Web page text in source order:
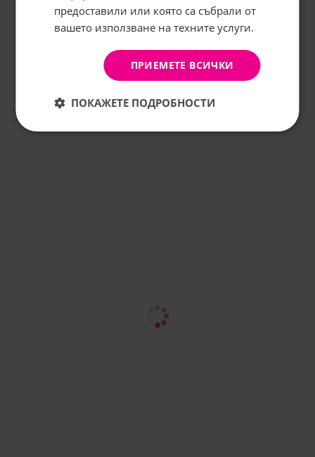
КОМЕНТИРАЙ
предоставили или която са събрали от
вашето използване на техните услуги.
ПРИЕМЕТЕ ВСИЧКИ
ПОКАЖЕТЕ ПОДРОБНОСТИ
АБОНИРАНЕ
Не, благодаря